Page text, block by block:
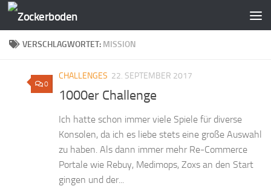
Zum Inhalt springen
VERSCHLAGWORTET: MISSION
0
CHALLENGES 22. SEPTEMBER 2017
1000er Challenge
Ich hatte schon immer viele Spiele für diverse
Konsolen, da ich es liebe stets eine große Auswahl
zu haben. Als dann immer mehr Re-Commerce
Portale wie Rebuy, Medimops, Zoxs an den Start
gingen und der...